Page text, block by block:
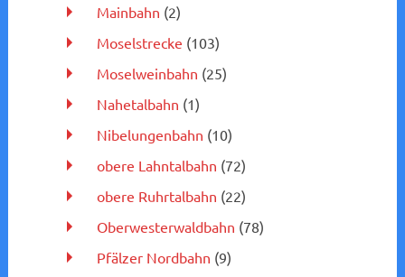
Mainbahn (2)
Moselstrecke (103)
Moselweinbahn (25)
Nahetalbahn (1)
Nibelungenbahn (10)
obere Lahntalbahn (72)
obere Ruhrtalbahn (22)
Oberwesterwaldbahn (78)
Pfälzer Nordbahn (9)